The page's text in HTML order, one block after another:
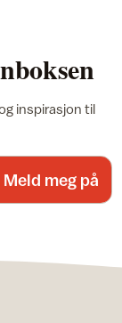
inspirasjon til
Meld meg på